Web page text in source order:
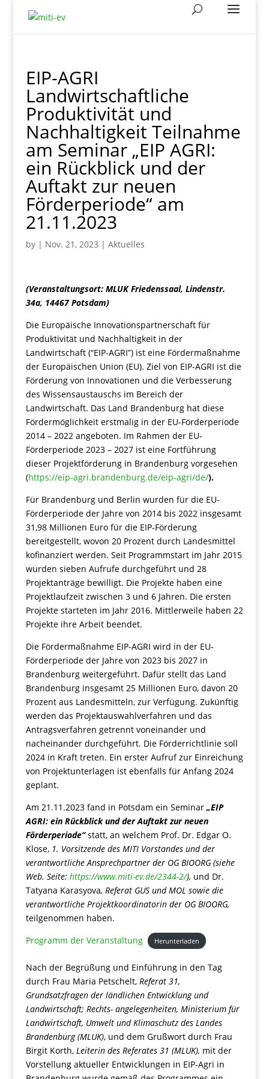
EIP-AGRI
Landwirtschaftliche
Produktivität und
Nachhaltigkeit Teilnahme
am Seminar „EIP AGRI:
ein Rückblick und der
Auftakt zur neuen
Förderperiode“ am
21.11.2023
by | Nov. 21, 2023 | Aktuelles
(Veranstaltungsort: MLUK Friedenssaal, Lindenstr.
34a, 14467 Potsdam)
Die Europäische Innovationspartnerschaft für
Produktivität und Nachhaltigkeit in der
Landwirtschaft (“EIP-AGRI”) ist eine Fördermaßnahme
der Europäischen Union (EU). Ziel von EIP-AGRI ist die
Förderung von Innovationen und die Verbesserung
des Wissensaustauschs im Bereich der
Landwirtschaft. Das Land Brandenburg hat diese
Fördermöglichkeit erstmalig in der EU-Förderperiode
2014 – 2022 angeboten. Im Rahmen der EU-
Förderperiode 2023 – 2027 ist eine Fortführung
dieser Projektförderung in Brandenburg vorgesehen
(https://eip-agri.brandenburg.de/eip-agri/de/).
Für Brandenburg und Berlin wurden für die EU-
Förderperiode der Jahre von 2014 bis 2022 insgesamt
31,98 Millionen Euro für die EIP-Förderung
bereitgestellt, wovon 20 Prozent durch Landesmittel
kofinanziert werden. Seit Programmstart im Jahr 2015
wurden sieben Aufrufe durchgeführt und 28
Projektanträge bewilligt. Die Projekte haben eine
Projektlaufzeit zwischen 3 und 6 Jahren. Die ersten
Projekte starteten im Jahr 2016. Mittlerweile haben 22
Projekte ihre Arbeit beendet.
Die Fördermaßnahme EIP-AGRI wird in der EU-
Förderperiode der Jahre von 2023 bis 2027 in
Brandenburg weitergeführt. Dafür stellt das Land
Brandenburg insgesamt 25 Millionen Euro, davon 20
Prozent aus Landesmitteln, zur Verfügung. Zukünftig
werden das Projektauswahlverfahren und das
Antragsverfahren getrennt voneinander und
nacheinander durchgeführt. Die Förderrichtlinie soll
2024 in Kraft treten. Ein erster Aufruf zur Einreichung
von Projektunterlagen ist ebenfalls für Anfang 2024
geplant.
Am 21.11.2023 fand in Potsdam ein Seminar „EIP
AGRI: ein Rückblick und der Auftakt zur neuen
Förderperiode“statt, an welchem Prof. Dr. Edgar O.
Klose, 1. Vorsitzende des MITI Vorstandes und der
verantwortliche Ansprechpartner der OG BIOORG (siehe
Web. Seite: https://www.miti-ev.de/2344-2/), und Dr.
Tatyana Karasyova, Referat GUS und MOL sowie die
verantwortliche Projektkoordinatorin der OG BIOORG,
teilgenommen haben.
Programm der Veranstaltung
Herunterladen
Nach der Begrüßung und Einführung in den Tag
durch Frau Maria Petschelt, Referat 31,
Grundsatzfragen der ländlichen Entwicklung und
Landwirtschaft; Rechts- angelegenheiten, Ministerium für
Landwirtschaft, Umwelt und Klimaschutz des Landes
Brandenburg (MLUK), und dem Grußwort durch Frau
Birgit Korth, Leiterin des Referates 31 (MLUK), mit der
Vorstellung aktueller Entwicklungen in EIP-Agri in